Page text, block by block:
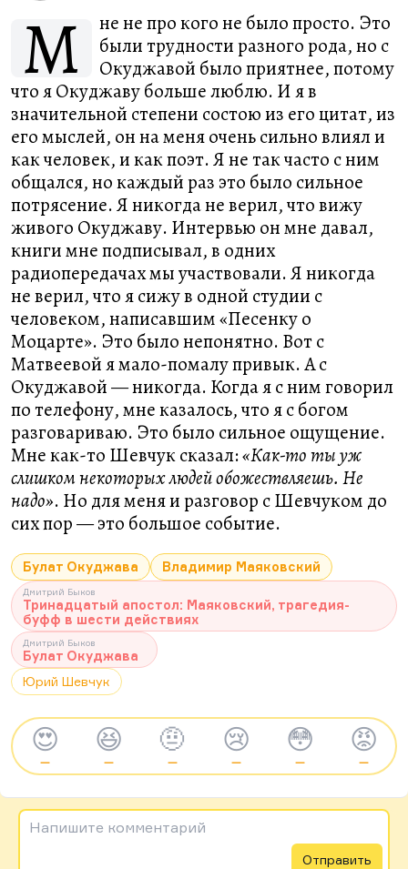
М
не не про кого не было просто. Это
были трудности разного рода, но с
Окуджавой было приятнее, потому
что я Окуджаву больше люблю. И я в
значительной степени состою из его цитат, из
его мыслей, он на меня очень сильно влиял и
как человек, и как поэт. Я не так часто с ним
общался, но каждый раз это было сильное
потрясение. Я никогда не верил, что вижу
живого Окуджаву. Интервью он мне давал,
книги мне подписывал, в одних
радиопередачах мы участвовали. Я никогда
не верил, что я сижу в одной студии с
человеком, написавшим «Песенку о
Моцарте». Это было непонятно. Вот с
Матвеевой я мало-помалу привык. А с
Окуджавой — никогда. Когда я с ним говорил
по телефону, мне казалось, что я с богом
разговариваю. Это было сильное ощущение.
Мне как-то Шевчук сказал:«Как-то ты уж
слишком некоторых людей обожествляешь. Не
надо». Но для меня и разговор с Шевчуком до
сих пор — это большое событие.
Булат Окуджава Владимир Маяковский
Дмитрий Быков
Тринадцатый апостол: Маяковский, трагедия-
буфф в шести действиях
Дмитрий Быков
Булат Окуджава
Юрий Шевчук
😍
—
😆
—
🤨
—
😢
—
😳
—
😡
—
Напишите комментарий
Отправить